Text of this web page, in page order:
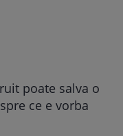
poate salva o
ce e vorba